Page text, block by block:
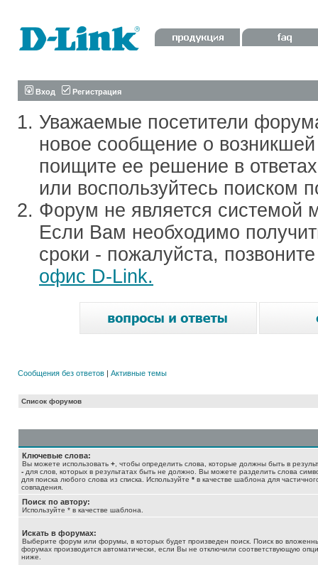
Вход Регистрация
Уважаемые посетители
новое сообщение о
поищите ее решение в
или воспользуйтесь поиском
Форум не является системой
Если Вам необходимо
сроки - пожалуйста,
офис D-Link.
Сообщения без ответов | Активные темы
Список форумов
Ключевые слова:
Вы можете использовать + , чтобы определить слова, которые должны быть в
- для слов, которых в результатах быть не должно. Вы можете разделить слова
для поиска любого слова из списка. Используйте * в качестве шаблона для
совпадения.
Поиск по автору:
Используйте * в качестве шаблона.
Искать в форумах:
Выберите форум или форумы, в которых будет произведен поиск. Поиск во
форумах производится автоматически, если Вы не отключили соответствующую
ниже.